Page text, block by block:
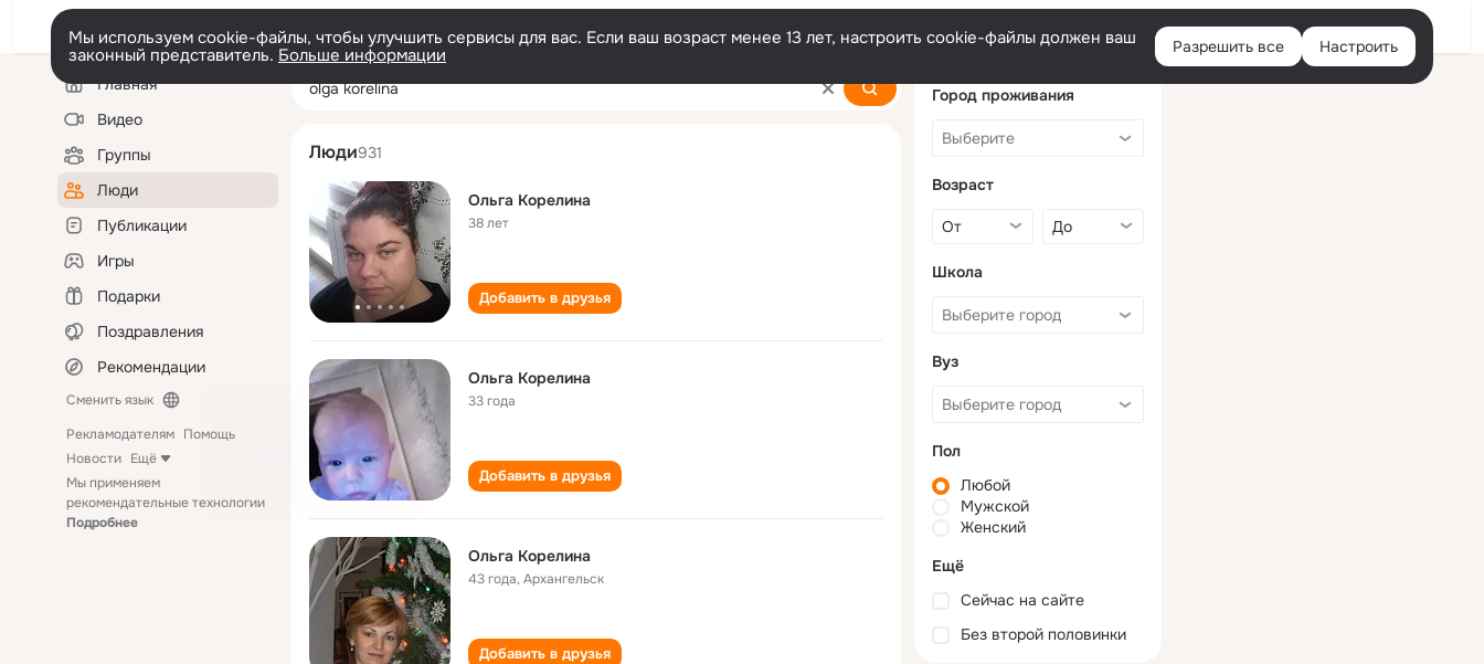
Войти
Мы используем cookie-файлы, чтобы улучшить сервисы для вас. Если ваш возраст менее 13 лет, настроить cookie-файлы должен ваш
законный представитель. Больше информации Разрешить все Настроить
Левая
колонкаГлавная
Видео
Группы
Люди
Публикации
Игры
Подарки
Поздравления
Рекомендации
Сменить язык
Рекламодателям Помощь
Новости Ещё
Мы применяем
рекомендательные технологии
Подробнее
olga korelina
Люди931
Ольга Корелина
38 лет
Добавить в друзья
Ольга Корелина
33 года
Добавить в друзья
Ольга Корелина
43 года,Архангельск
Добавить в друзья
Город проживания
Возраст
Школа
Вуз
Пол
Любой
Мужской
Женский
Ещё
Сейчас на сайте
Без второй половинки